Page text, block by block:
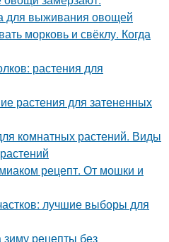
для выживания овощей
морковь и свёклу. Когда
растения для
растения для затененных
комнатных растений. Виды
рецепт. От мошки и
лучшие выборы для
зиму рецепты без